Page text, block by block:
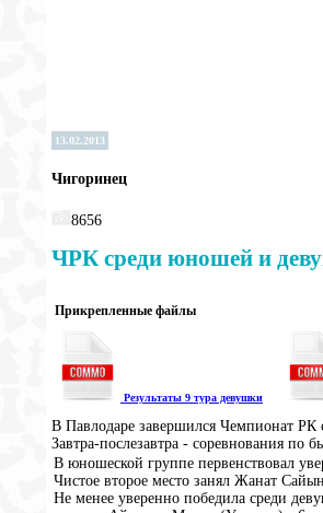
13.02.2013
Чигоринец
8656
ЧРК среди юношей и
Прикрепленные файлы
Результаты 9 тура девушки
В Павлодаре завершился Чемпионат
Завтра-послезавтра - соревнования по
В юношеской группе первенствовал
Чистое второе место занял Жанат
Не менее уверенно победила среди